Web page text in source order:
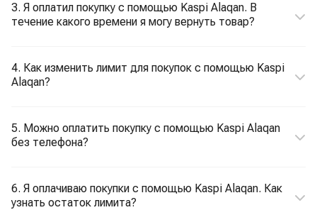
3. Я оплатил покупку с помощью Kaspi Alaqan. В
течение какого времени я могу вернуть товар?
4. Как изменить лимит для покупок с помощью Kaspi
Alaqan?
5. Можно оплатить покупку с помощью Kaspi Alaqan
без телефона?
6. Я оплачиваю покупки с помощью Kaspi Alaqan. Как
узнать остаток лимита?